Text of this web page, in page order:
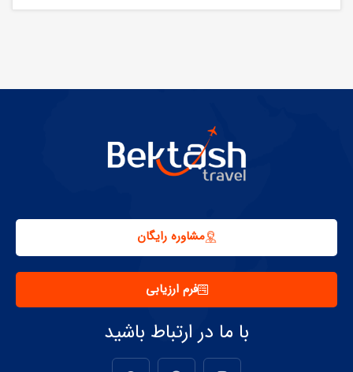
مشاوره رایگان
فرم ارزیابی
با ما در ارتباط باشید